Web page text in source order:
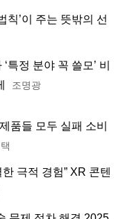
칙’이 주는 뜻밖의 선
특정 분야 꼭 쓸모’ 비
조명광
품들 모두 실패 소비
극적 경험” XR 콘텐